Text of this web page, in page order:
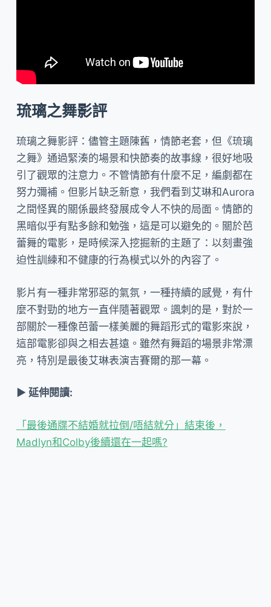
琉璃之舞影評
琉璃之舞影評：儘管主題陳舊，情節老套，但《琉璃
之舞》通過緊湊的場景和快節奏的故事線，很好地吸
引了觀眾的注意力。不管情節有什麼不足，編劇都在
努力彌補。但影片缺乏新意，我們看到艾琳和Aurora
之間怪異的關係最終發展成令人不快的局面。情節的
黑暗似乎有點多餘和勉強，這是可以避免的。關於芭
蕾舞的電影，是時候深入挖掘新的主題了：以刻畫強
迫性訓練和不健康的行為模式以外的內容了。
影片有一種非常邪惡的氣氛，一種持續的感覺，有什
麼不對勁的地方一直伴隨著觀眾。諷刺的是，對於一
部關於一種像芭蕾一樣美麗的舞蹈形式的電影來說，
這部電影卻與之相去甚遠。雖然有舞蹈的場景非常漂
亮，特別是最後艾琳表演吉賽爾的那一幕。
▶ 延伸閱讀:
「最後通牒不結婚就拉倒/唔結就分」結束後，
Madlyn和Colby後續還在一起嗎?